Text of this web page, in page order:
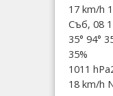
17 km/h
Съб, 08
35° 94°
35%
1011 hPa
18 km/h